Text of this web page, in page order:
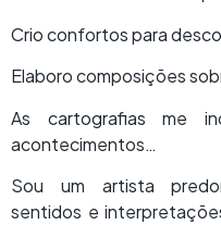
Crio confortos para
Elaboro composições
As cartografias me
acontecimentos…
Sou um artista
sentidos e